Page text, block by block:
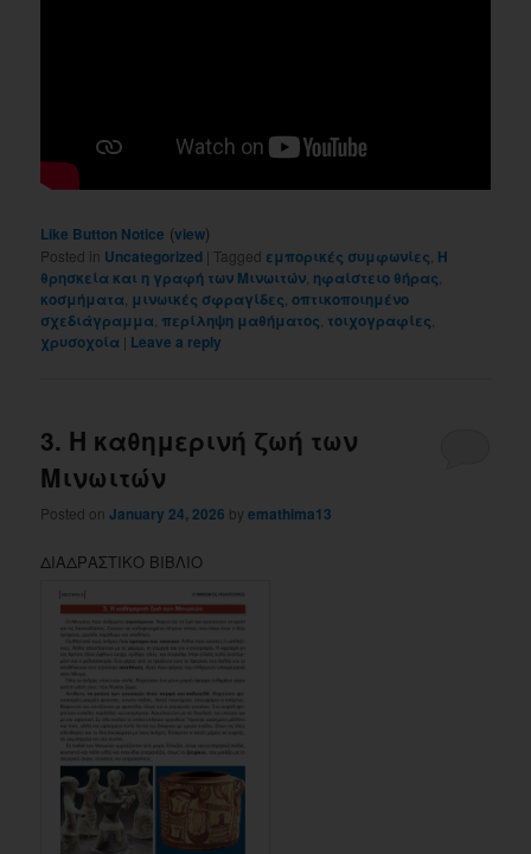
Like Button Notice (view)
Posted in Uncategorized | Tagged εμπορικές συμφωνίες, Η
θρησκεία και η γραφή των Μινωιτών, ηφαίστειο θήρας,
κοσμήματα, μινωικές σφραγίδες,οπτικοποιημένο
σχεδιάγραμμα, περίληψη μαθήματος, τοιχογραφίες,
χρυσοχοία | Leave a reply
3. Η καθημερινή ζωή των
Μινωιτών
Posted onJanuary 24, 2026 byemathima13
ΔΙΑΔΡΑΣΤΙΚΟ ΒΙΒΛΙΟ